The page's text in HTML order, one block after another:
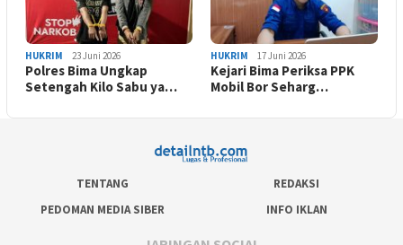
HUKRIM 23 Juni 2026
Polres Bima Ungkap
Setengah Kilo Sabu ya…
HUKRIM 17 Juni 2026
Kejari Bima Periksa PPK
Mobil Bor Seharg…
TENTANG
REDAKSI
PEDOMAN MEDIA SIBER
INFO IKLAN